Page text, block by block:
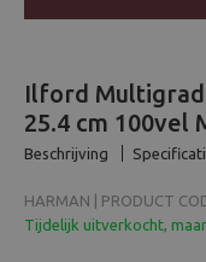
Analoog
Ilford
25.4 cm 100vel
Beschrijving
HARMAN | PRODUCT
Tijdelijk uitverkocht,